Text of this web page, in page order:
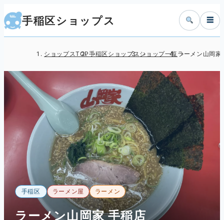
手稲区ショップス ☰
ショップスTOP手稲区ショップスショップ一覧ラーメン山岡家
手稲区 ラーメン屋 ラーメン
ラーメン山岡家 手稲店